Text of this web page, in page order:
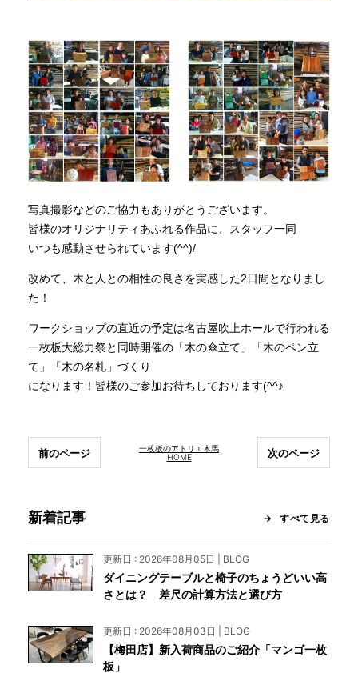
お問い合わせ
写真撮影などのご協力もありがとうございます。
皆様のオリジナリティあふれる作品に、スタッフ一同
いつも感動させられています(^^)/
改めて、木と人との相性の良さを実感した2日間となりまし
た！
ワークショップの直近の予定は名古屋吹上ホールで行われる
一枚板大総力祭と同時開催の「木の傘立て」「木のペン立
て」「木の名札」づくり
になります！皆様のご参加お待ちしております(^^♪
一枚板のアトリエ木馬
HOME
前のページ 次のページ
新着記事 すべて見る
更新日 : 2026年08月05日 | BLOG
ダイニングテーブルと椅子のちょうどいい高
さとは？ 差尺の計算方法と選び方
更新日 : 2026年08月03日 | BLOG
【梅田店】新入荷商品のご紹介「マンゴ一枚
板」